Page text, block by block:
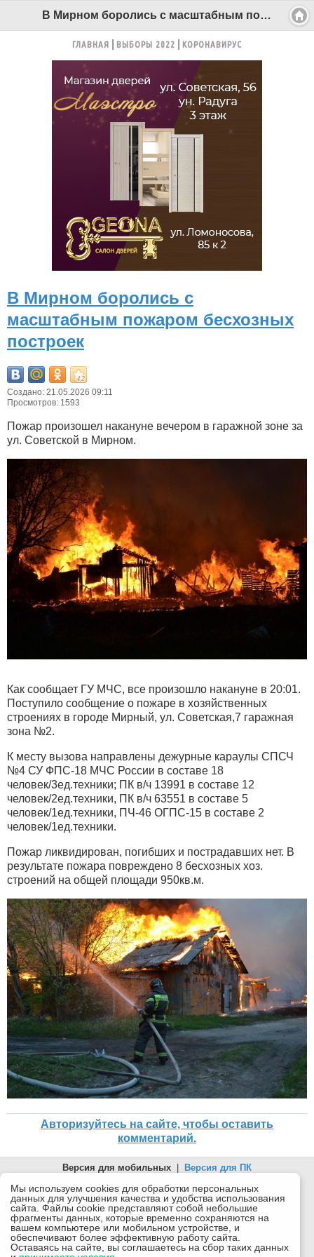
В Мирном боролись с масштабным пожаром бесхозных построек - Беломорканал Северодвинск tv29.ru
ГЛАВНАЯ ВЫБОРЫ 2022 КОРОНАВИРУС
В Мирном боролись с
масштабным пожаром бесхозных
построек
Создано: 21.05.2026 09:11
Просмотров: 1593
Пожар произошел накануне вечером в гаражной зоне за
ул. Советской в Мирном.
Как сообщает ГУ МЧС, все произошло накануне в 20:01.
Поступило сообщение о пожаре в хозяйственных
строениях в городе Мирный, ул. Советская,7 гаражная
зона №2.
К месту вызова направлены дежурные караулы СПСЧ
№4 СУ ФПС-18 МЧС России в составе 18
человек/3ед.техники; ПК в/ч 13991 в составе 12
человек/2ед.техники, ПК в/ч 63551 в составе 5
человек/1ед.техники, ПЧ-46 ОГПС-15 в составе 2
человек/1ед.техники.
Пожар ликвидирован, погибших и пострадавших нет. В
результате пожара повреждено 8 бесхозных хоз.
строений на общей площади 950кв.м.
Авторизуйтесь на сайте, чтобы оставить
комментарий.
Версия для мобильных
Версия для ПК
© 2026 Беломорканал Северодвинск tv29.ru
Joomla!is Free Software released under the GNU General Public
License.
Mobile version byMobile Joomla!
Desktop Version
Мы используем cookies для обработки персональных
данных для улучшения качества и удобства использования
сайта. Файлы cookie представляют собой небольшие
фрагменты данных, которые временно сохраняются на
вашем компьютере или мобильном устройстве, и
обеспечивают более эффективную работу сайта.
Оставаясь на сайте, вы соглашаетесь на сбор таких данных